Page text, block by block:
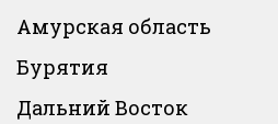
Амурская область
Бурятия
Дальний Восток